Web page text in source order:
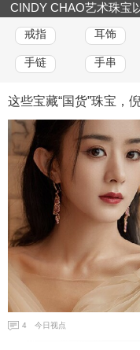
CINDY CHAO艺术珠宝
工艺 连续三年受邀参加
AF)
戒指 耳饰
手链 手串
这些宝藏“国货”珠宝，
4 今日视点